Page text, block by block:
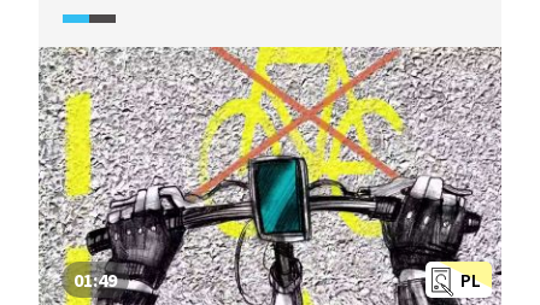
za nejzajímavější literární počiny celkem v devíti
kategoriích. Jaké tři knihy v kategorii poezie se
v roce 2024 probojovaly do nominací?
PL
01:49